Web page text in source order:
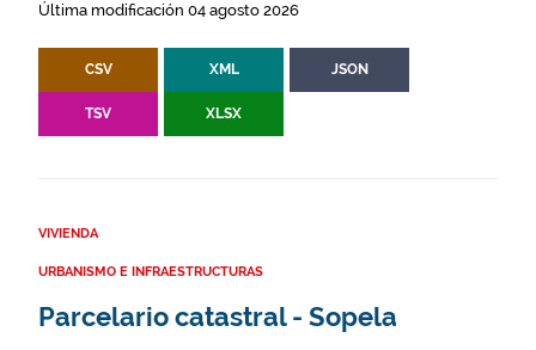
Última modificación 04 agosto 2026
CSV XML JSON
TSV XLSX
VIVIENDA
URBANISMO E INFRAESTRUCTURAS
Parcelario catastral - Sopela